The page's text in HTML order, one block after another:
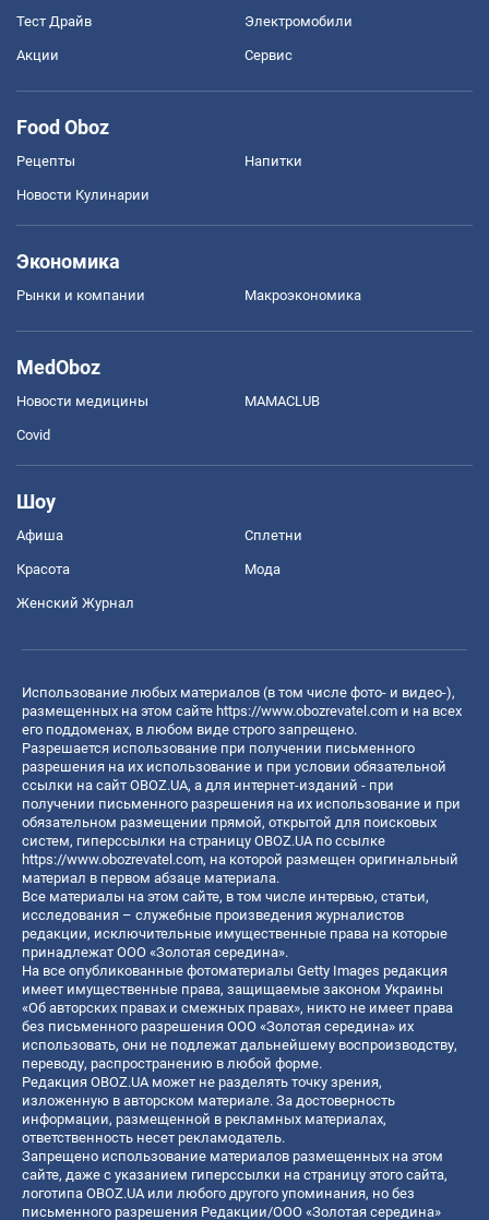
Тест Драйв Электромобили
Акции Сервис
Food Oboz
Рецепты Напитки
Новости Кулинарии
Экономика
Рынки и компании Mакроэкономика
MedOboz
Новости медицины MAMACLUB
Covid
Шоу
Афиша Сплетни
Красота Мода
Женский Журнал
Использование любых материалов (в том числе фото- и видео-),
размещенных на этом сайте https://www.obozrevatel.com и на всех
его поддоменах, в любом виде строго запрещено.
Разрешается использование при получении письменного
разрешения на их использование и при условии обязательной
ссылки на сайт OBOZ.UA, а для интернет-изданий - при
получении письменного разрешения на их использование и при
обязательном размещении прямой, открытой для поисковых
систем, гиперссылки на страницу OBOZ.UA по ссылке
https://www.obozrevatel.com, на которой размещен оригинальный
материал в первом абзаце материала.
Все материалы на этом сайте, в том числе интервью, статьи,
исследования – служебные произведения журналистов
редакции, исключительные имущественные права на которые
принадлежат ООО «Золотая середина».
На все опубликованные фотоматериалы Getty Images редакция
имеет имущественные права, защищаемые законом Украины
«Об авторских правах и смежных правах», никто не имеет права
без письменного разрешения ООО «Золотая середина» их
использовать, они не подлежат дальнейшему воспроизводству,
переводу, распространению в любой форме.
Редакция OBOZ.UA может не разделять точку зрения,
изложенную в авторском материале. За достоверность
информации, размещенной в рекламных материалах,
ответственность несет рекламодатель.
Запрещено использование материалов размещенных на этом
сайте, даже с указанием гиперссылки на страницу этого сайта,
логотипа OBOZ.UA или любого другого упоминания, но без
письменного разрешения Редакции/ООО «Золотая середина»